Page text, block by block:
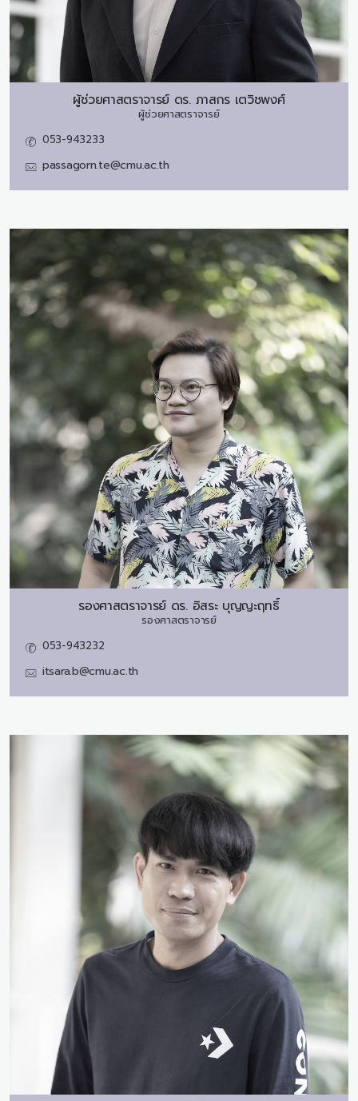
ผู้ช่วยศาสตราจารย์ ดร. ภาสกร เตวิชพงศ์
ผู้ช่วยศาสตราจารย์
053-943233
passagorn.te@cmu.ac.th
รองศาสตราจารย์ ดร. อิสระ บุญญะฤทธิ์
รองศาสตราจารย์
053-943232
itsara.b@cmu.ac.th